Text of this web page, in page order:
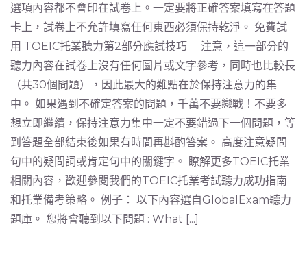
選項內容都不會印在試卷上。一定要將正確答案填寫在答題
卡上，試卷上不允許填寫任何東西必須保持乾淨。 免費試
用 TOEIC托業聽力第2部分應試技巧 注意，這一部分的
聽力內容在試卷上沒有任何圖片或文字參考，同時也比較長
（共30個問題），因此最大的難點在於保持注意力的集
中。 如果遇到不確定答案的問題，千萬不要戀戰！不要多
想立即繼續，保持注意力集中一定不要錯過下一個問題，等
到答題全部結束後如果有時間再斟酌答案。 高度注意疑問
句中的疑問詞或肯定句中的關鍵字。 瞭解更多TOEIC托業
相關內容，歡迎參閱我們的TOEIC托業考試聽力成功指南
和托業備考策略。 例子： 以下內容選自GlobalExam聽力
題庫。 您將會聽到以下問題 : What [...]